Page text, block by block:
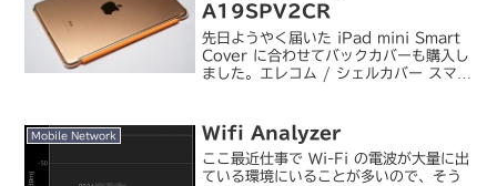
A19SPV2CR
先日ようやく届いた iPad mini Smart
Cover に合わせてバックカバーも購入し
ました。エレコム / シェルカバー スマー
本当は定番のパワーサポー...
Mobile Network Wifi Analyzer
ここ最近仕事で Wi-Fi の電波が大量に出
ている環境にいることが多いので、そう